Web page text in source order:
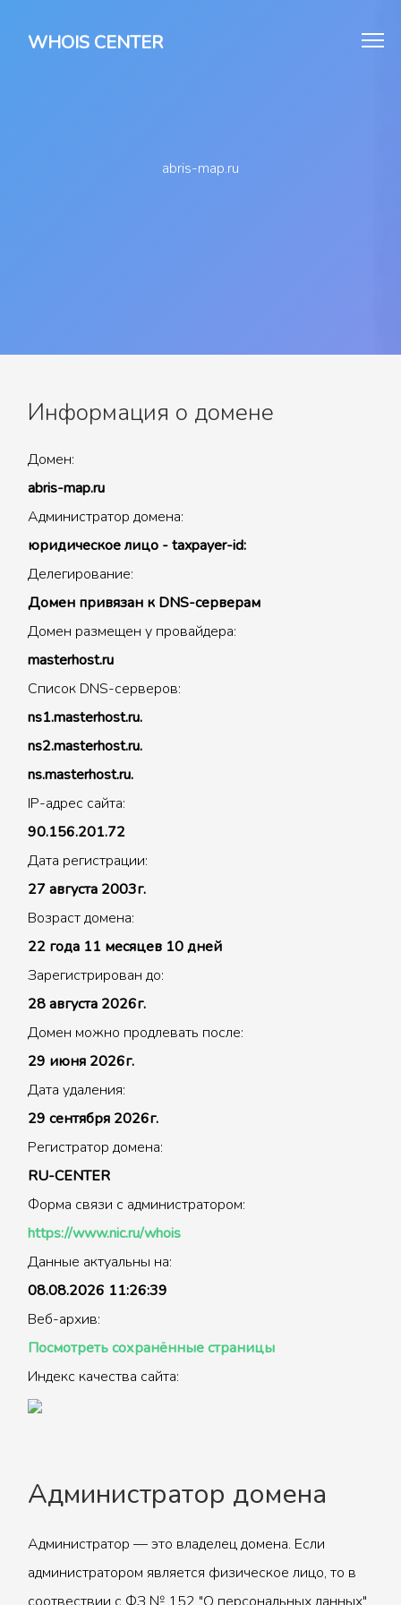
WHOIS CENTER
abris-map.ru
Информация о домене
Домен:
abris-map.ru
Администратор домена:
юридическое лицо - taxpayer-id:
Делегирование:
Домен привязан к DNS-серверам
Домен размещен у провайдера:
masterhost.ru
Список DNS-серверов:
ns1.masterhost.ru.
ns2.masterhost.ru.
ns.masterhost.ru.
IP-адрес сайта:
90.156.201.72
Дата регистрации:
27 августа 2003г.
Возраст домена:
22 года 11 месяцев 10 дней
Зарегистрирован до:
28 августа 2026г.
Домен можно продлевать после:
29 июня 2026г.
Дата удаления:
29 сентября 2026г.
Регистратор домена:
RU-CENTER
Форма связи с администратором:
https://www.nic.ru/whois
Данные актуальны на:
08.08.2026 11:26:39
Веб-архив:
Посмотреть сохранённые страницы
Индекс качества сайта:
Администратор домена
Администратор — это владелец домена. Если
администратором является физическое лицо, то в